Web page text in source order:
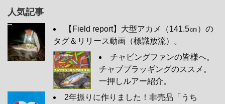
人気記事
【Field report】大型アカメ（141.5㎝）の
タグ＆リリース動画（標識放流）。
チャビングファンの皆様へ。
チャブプラッギングのススメ。
一押しルアー紹介。
2年振りに作りました！非売品「うち